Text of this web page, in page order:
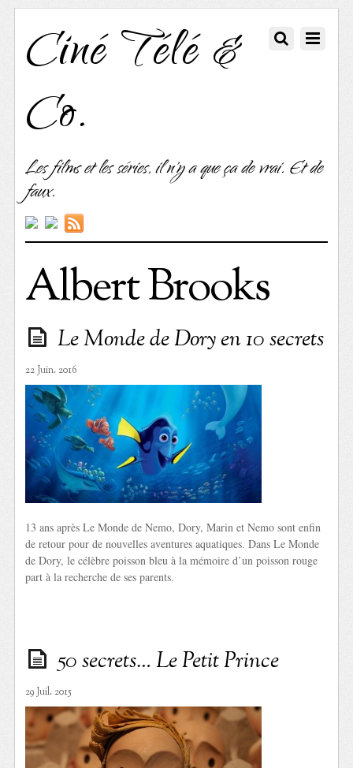
Ciné Télé &
Co.
Les films et les séries, il n'y a que ça de vrai. Et de
faux.
Albert Brooks
Le Monde de Dory en 10 secrets
22 Juin. 2016
13 ans après Le Monde de Nemo, Dory, Marin et Nemo sont enfin
de retour pour de nouvelles aventures aquatiques. Dans Le Monde
de Dory, le célèbre poisson bleu à la mémoire d’un poisson rouge
part à la recherche de ses parents.
50 secrets… Le Petit Prince
29 Juil. 2015